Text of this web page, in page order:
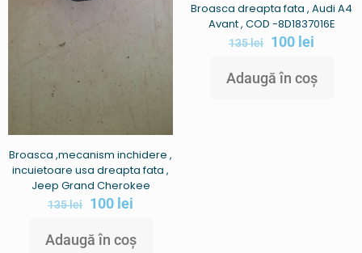
Broasca ,mecanism inchidere ,
incuietoare usa dreapta fata ,
Jeep Grand Cherokee
135lei 100 lei
Adaugă în coș
Broasca dreapta fata , Audi A4
Avant , COD -8D1837016E
135lei 100 lei
Adaugă în coș